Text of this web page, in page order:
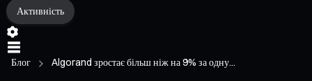
Активність
Блог Algorand зростає більш ніж на 9% за одну...